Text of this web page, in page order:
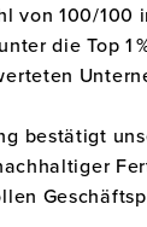
von 100/100
die Top 1
bestätigt